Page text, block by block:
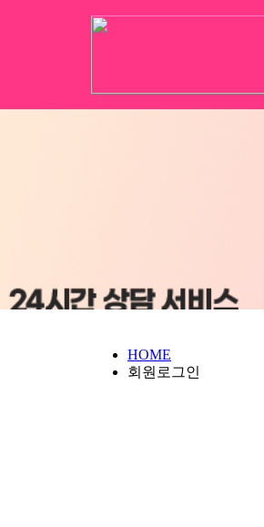
HOME
회원로그인